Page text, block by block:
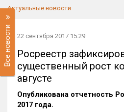
Актуальные новости
Все новости 22 сентября 2017 15:29
Росреестр
существенный рост
августе
Опубликована отчетность
2017 года.